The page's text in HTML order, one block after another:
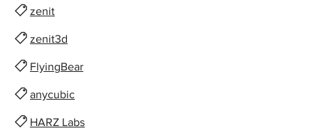
zenit
zenit3d
FlyingBear
anycubic
HARZ Labs